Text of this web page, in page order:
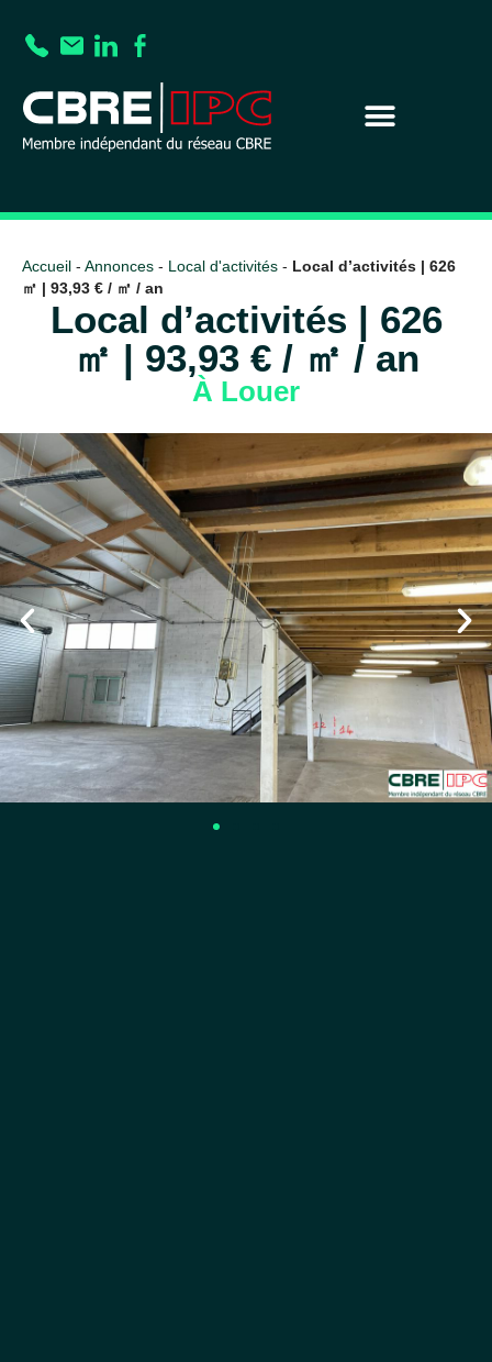
Accueil - Annonces - Local d'activités - Local d’activités | 626
㎡ | 93,93 € / ㎡ / an
Local d’activités | 626
㎡ | 93,93 € / ㎡ / an
À Louer